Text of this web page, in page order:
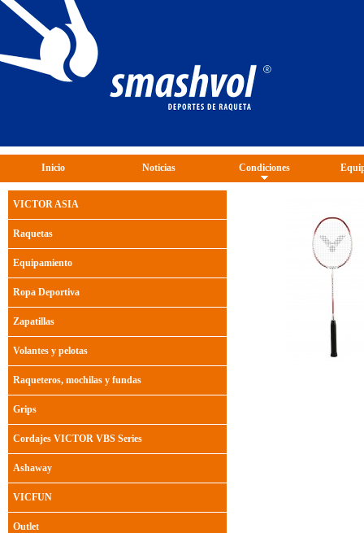
Inicio Noticias Condiciones
VICTOR ASIA
Raquetas
Equipamiento
Ropa Deportiva
Zapatillas
Volantes y pelotas
Raqueteros, mochilas y fundas
Grips
Cordajes VICTOR VBS Series
Ashaway
VICFUN
Outlet